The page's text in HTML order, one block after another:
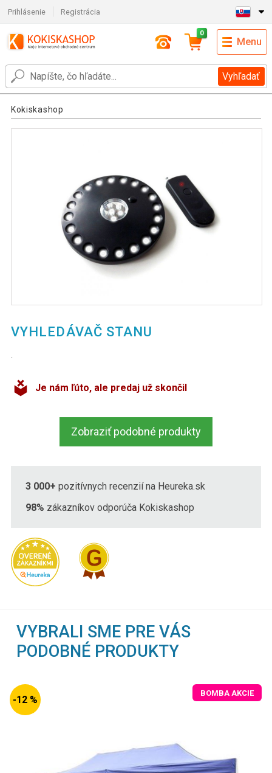
Prihlásenie Registrácia
Vyhľadať
0
Menu
Kokiskashop
VYHLEDÁVAČ STANU
Je nám ľúto, ale predaj už skončil
Zobraziť podobné produkty
3 000+ pozitívnych recenzií na Heureka.sk
98% zákazníkov odporúča Kokiskashop
VYBRALI SME PRE VÁS
PODOBNÉ PRODUKTY
-12 %
BOMBA AKCIE